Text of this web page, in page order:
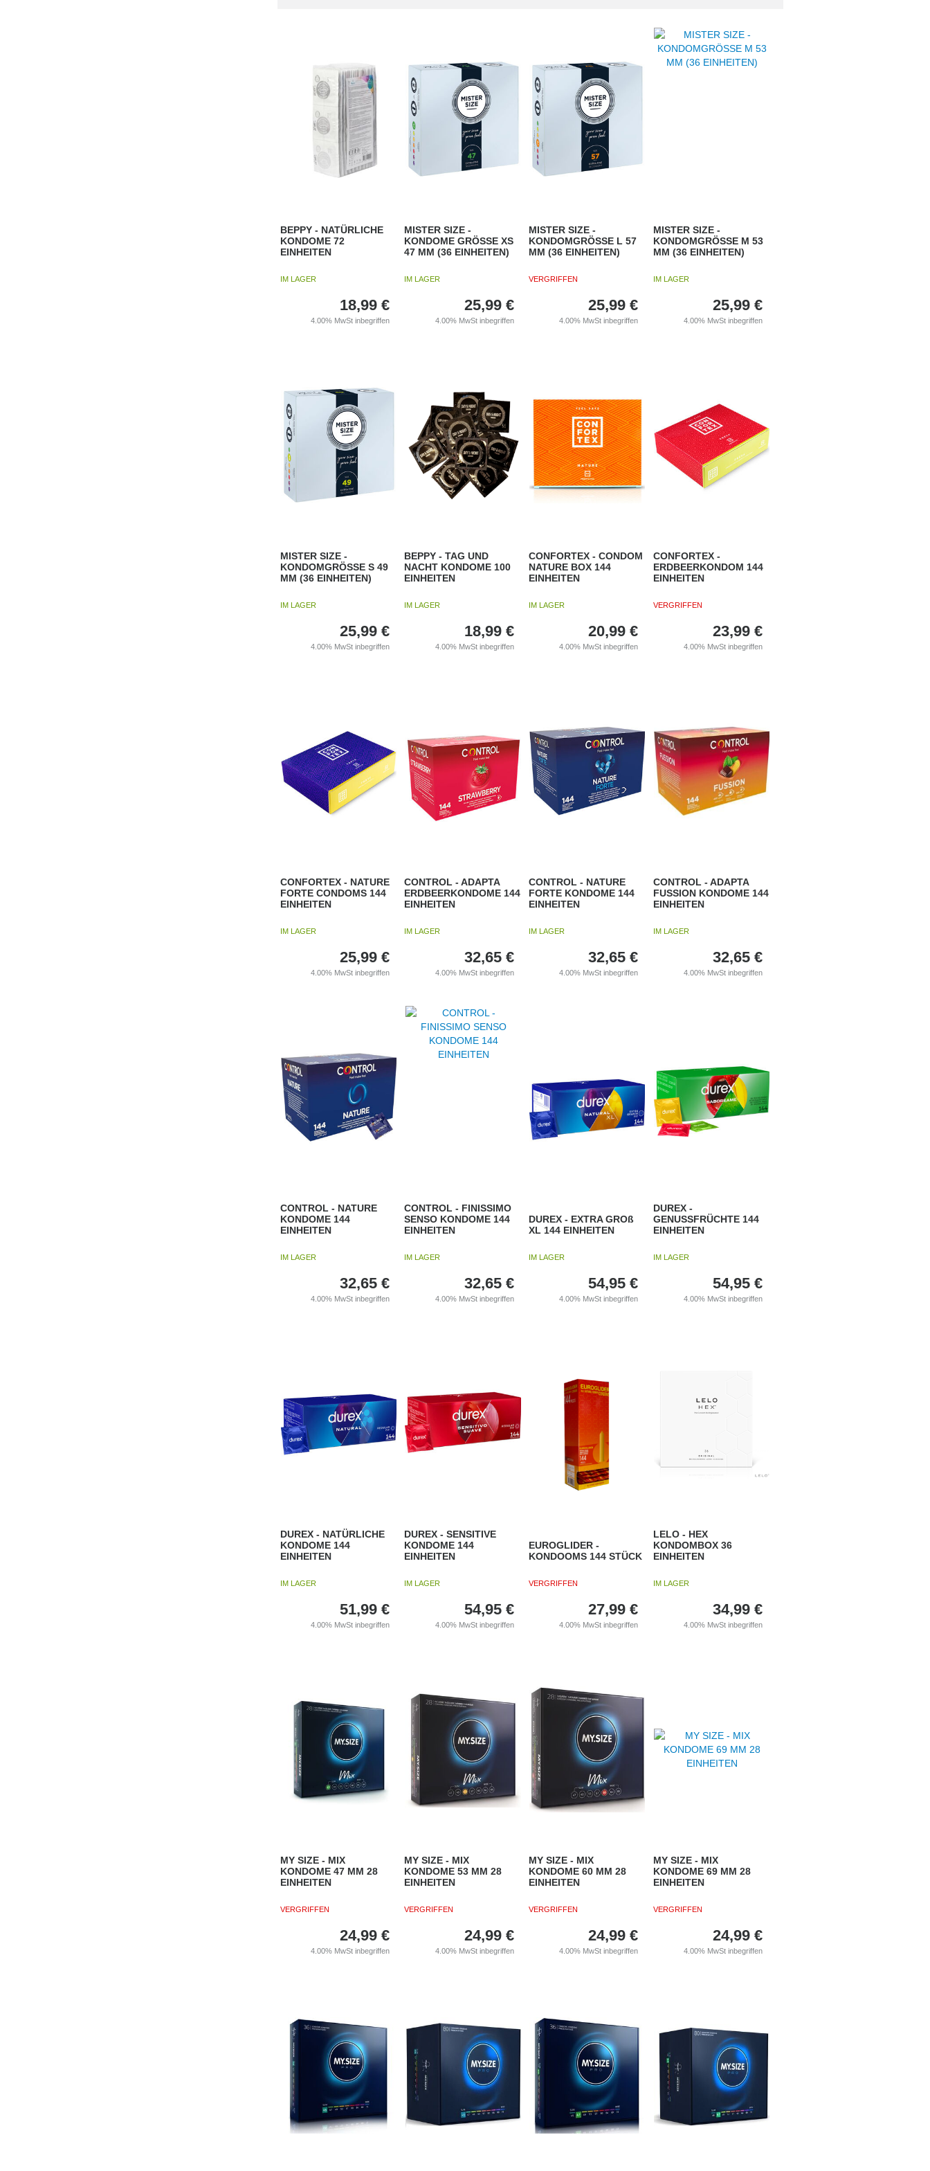
BEPPY - NATÜRLICHE
KONDOME 72
EINHEITEN
IM LAGER
18,99 €
4.00% MwSt inbegriffen
MISTER SIZE -
KONDOME GRÖSSE XS
47 MM (36 EINHEITEN)
IM LAGER
25,99 €
4.00% MwSt inbegriffen
MISTER SIZE -
KONDOMGRÖSSE L 57
MM (36 EINHEITEN)
VERGRIFFEN
25,99 €
4.00% MwSt inbegriffen
MISTER SIZE -
KONDOMGRÖSSE M 53
MM (36 EINHEITEN)
IM LAGER
25,99 €
4.00% MwSt inbegriffen
MISTER SIZE -
KONDOMGRÖSSE S 49
MM (36 EINHEITEN)
IM LAGER
25,99 €
4.00% MwSt inbegriffen
BEPPY - TAG UND
NACHT KONDOME 100
EINHEITEN
IM LAGER
18,99 €
4.00% MwSt inbegriffen
CONFORTEX - CONDOM
NATURE BOX 144
EINHEITEN
IM LAGER
20,99 €
4.00% MwSt inbegriffen
CONFORTEX -
ERDBEERKONDOM 144
EINHEITEN
VERGRIFFEN
23,99 €
4.00% MwSt inbegriffen
CONFORTEX - NATURE
FORTE CONDOMS 144
EINHEITEN
IM LAGER
25,99 €
4.00% MwSt inbegriffen
CONTROL - ADAPTA
ERDBEERKONDOME 144
EINHEITEN
IM LAGER
32,65 €
4.00% MwSt inbegriffen
CONTROL - NATURE
FORTE KONDOME 144
EINHEITEN
IM LAGER
32,65 €
4.00% MwSt inbegriffen
CONTROL - ADAPTA
FUSSION KONDOME 144
EINHEITEN
IM LAGER
32,65 €
4.00% MwSt inbegriffen
CONTROL - NATURE
KONDOME 144
EINHEITEN
IM LAGER
32,65 €
4.00% MwSt inbegriffen
CONTROL - FINISSIMO
SENSO KONDOME 144
EINHEITEN
IM LAGER
32,65 €
4.00% MwSt inbegriffen
DUREX - EXTRA GROß
XL 144 EINHEITEN
IM LAGER
54,95 €
4.00% MwSt inbegriffen
DUREX -
GENUSSFRÜCHTE 144
EINHEITEN
IM LAGER
54,95 €
4.00% MwSt inbegriffen
DUREX - NATÜRLICHE
KONDOME 144
EINHEITEN
IM LAGER
51,99 €
4.00% MwSt inbegriffen
DUREX - SENSITIVE
KONDOME 144
EINHEITEN
IM LAGER
54,95 €
4.00% MwSt inbegriffen
EUROGLIDER -
KONDOOMS 144 STÜCK
VERGRIFFEN
27,99 €
4.00% MwSt inbegriffen
LELO - HEX
KONDOMBOX 36
EINHEITEN
IM LAGER
34,99 €
4.00% MwSt inbegriffen
MY SIZE - MIX
KONDOME 47 MM 28
EINHEITEN
VERGRIFFEN
24,99 €
4.00% MwSt inbegriffen
MY SIZE - MIX
KONDOME 53 MM 28
EINHEITEN
VERGRIFFEN
24,99 €
4.00% MwSt inbegriffen
MY SIZE - MIX
KONDOME 60 MM 28
EINHEITEN
VERGRIFFEN
24,99 €
4.00% MwSt inbegriffen
MY SIZE - MIX
KONDOME 69 MM 28
EINHEITEN
VERGRIFFEN
24,99 €
4.00% MwSt inbegriffen